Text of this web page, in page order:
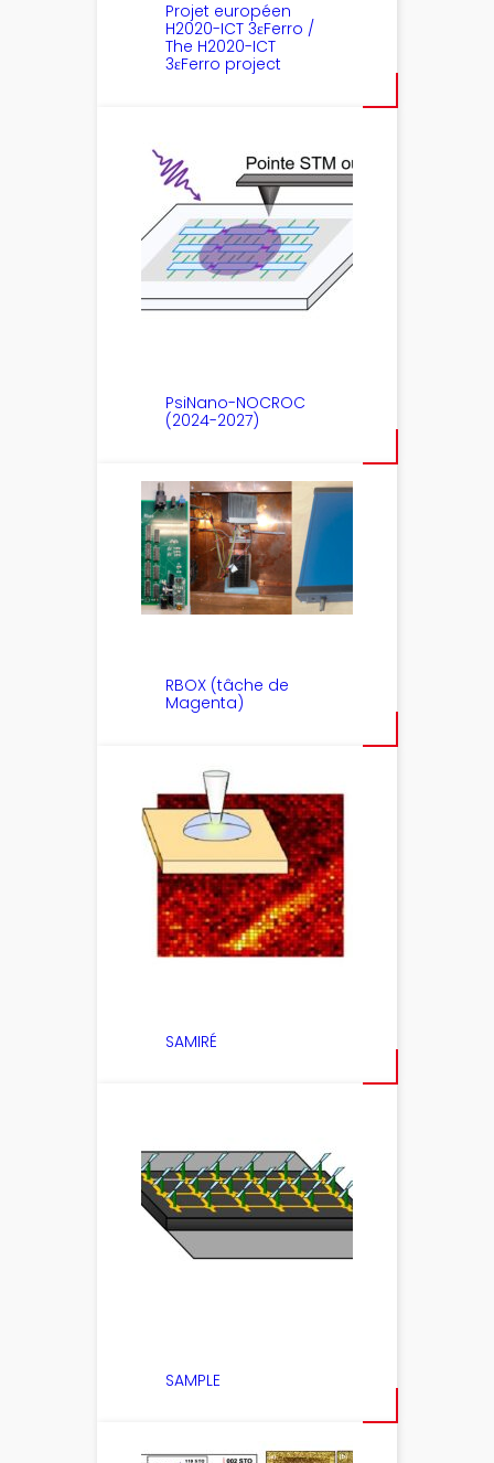
Projet européen
H2020-ICT 3εFerro /
The H2020-ICT
3εFerro project
PsiNano-NOCROC
(2024-2027)
RBOX (tâche de
Magenta)
SAMIRÉ
SAMPLE